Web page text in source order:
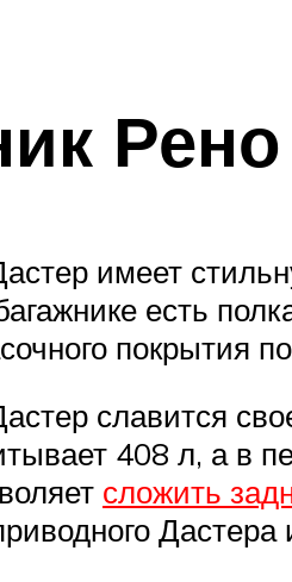
имеет
есть
покрытия
славится
408 л, а в
сложить